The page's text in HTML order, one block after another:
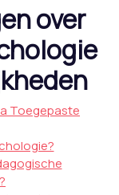
over
Toegepaste